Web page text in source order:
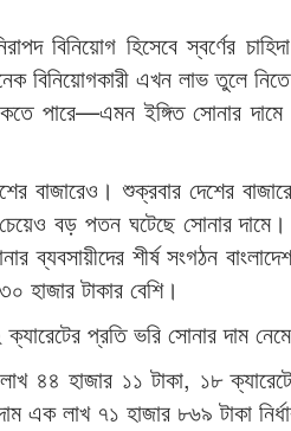
বিনিয়োগ হিসেবে স্বর্ণের
বিনিয়োগকারী এখন লাভ তুলে
পারে—এমন ইঙ্গিত সোনার
বাজারেও। শুক্রবার দেশের
বড় পতন ঘটেছে সোনার
ব্যবসায়ীদের শীর্ষ সংগঠন
হাজার টাকার বেশি।
ক্যারেটের প্রতি ভরি সোনার দাম
৪৪ হাজার ১১ টাকা, ১৮
এক লাখ ৭১ হাজার ৮৬৯ টাকা